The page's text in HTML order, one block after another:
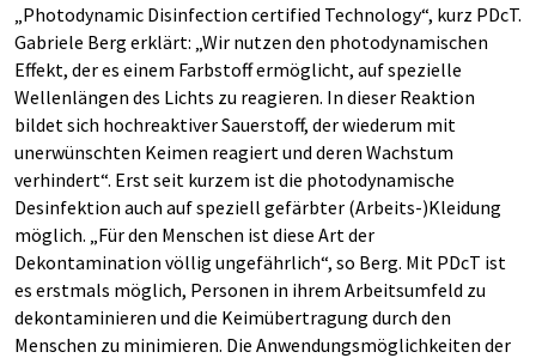
„Photodynamic Disinfection certified Technology“, kurz PDcT.
Gabriele Berg erklärt: „Wir nutzen den photodynamischen
Effekt, der es einem Farbstoff ermöglicht, auf spezielle
Wellenlängen des Lichts zu reagieren. In dieser Reaktion
bildet sich hochreaktiver Sauerstoff, der wiederum mit
unerwünschten Keimen reagiert und deren Wachstum
verhindert“. Erst seit kurzem ist die photodynamische
Desinfektion auch auf speziell gefärbter (Arbeits-)Kleidung
möglich. „Für den Menschen ist diese Art der
Dekontamination völlig ungefährlich“, so Berg. Mit PDcT ist
es erstmals möglich, Personen in ihrem Arbeitsumfeld zu
dekontaminieren und die Keimübertragung durch den
Menschen zu minimieren. Die Anwendungsmöglichkeiten der